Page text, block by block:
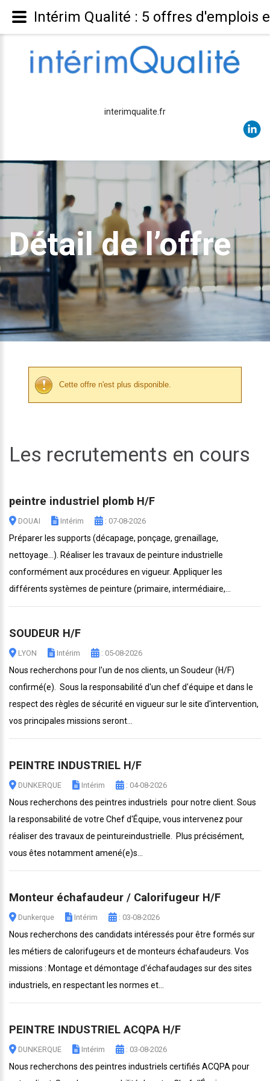
interimqualite.fr
Détail de l’offre
Cette offre n'est plus disponible.
Les recrutements en cours
peintre industriel plomb H/F
DOUAI Intérim : 07-08-2026
Préparer les supports (décapage, ponçage, grenaillage,
nettoyage...). Réaliser les travaux de peinture industrielle
conformément aux procédures en vigueur. Appliquer les
différents systèmes de peinture (primaire, intermédiaire,...
SOUDEUR H/F
LYON Intérim : 05-08-2026
Nous recherchons pour l'un de nos clients, un Soudeur (H/F)
confirmé(e). Sous la responsabilité d'un chef d'équipe et dans le
respect des règles de sécurité en vigueur sur le site d'intervention,
vos principales missions seront...
PEINTRE INDUSTRIEL H/F
DUNKERQUE Intérim : 04-08-2026
Nous recherchons des peintres industriels pour notre client. Sous
la responsabilité de votre Chef d'Équipe, vous intervenez pour
réaliser des travaux de peintureindustrielle. Plus précisément,
vous êtes notamment amené(e)s...
Monteur échafaudeur / Calorifugeur H/F
Dunkerque Intérim : 03-08-2026
Nous recherchons des candidats intéressés pour être formés sur
les métiers de calorifugeurs et de monteurs échafaudeurs. Vos
missions : Montage et démontage d'échafaudages sur des sites
industriels, en respectant les normes et...
PEINTRE INDUSTRIEL ACQPA H/F
DUNKERQUE Intérim : 03-08-2026
Nous recherchons des peintres industriels certifiés ACQPA pour
Intérim Qualité : 5 offres d'emplois